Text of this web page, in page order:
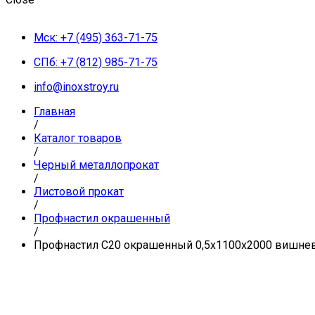
Мск: +7 (495) 363-71-75
СПб: +7 (812) 985-71-75
info@inoxstroy.ru
Главная
/
Каталог товаров
/
Черный металлопрокат
/
Листовой прокат
/
Профнастил окрашенный
/
Профнастил С20 окрашенный 0,5x1100x2000